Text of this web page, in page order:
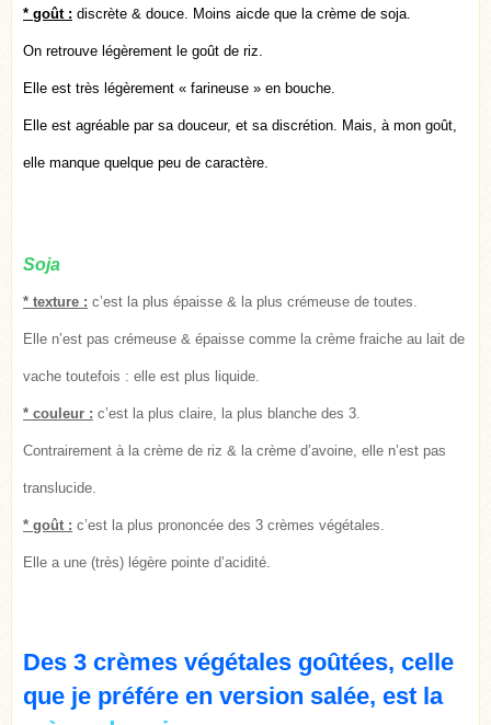
* goût : discrète & douce. Moins aicde que la crème de soja.
On retrouve légèrement le goût de riz.
Elle est très légèrement « farineuse » en bouche.
Elle est agréable par sa douceur, et sa discrétion. Mais, à mon goût,
elle manque quelque peu de caractère.
Soja
* texture : c’est la plus épaisse & la plus crémeuse de toutes.
Elle n’est pas crémeuse & épaisse comme la crème fraiche au lait de
vache toutefois : elle est plus liquide.
* couleur : c’est la plus claire, la plus blanche des 3.
Contrairement à la crème de riz & la crème d’avoine, elle n’est pas
translucide.
* goût : c’est la plus prononcée des 3 crèmes végétales.
Elle a une (très) légère pointe d’acidité.
Des 3 crèmes végétales goûtées, celle
que je préfére en version salée, est la